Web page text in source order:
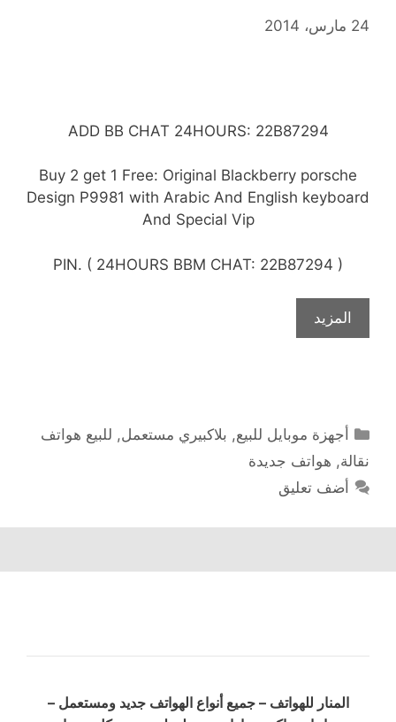
24 مارس، 2014
ADD BB CHAT 24HOURS: 22B87294
Buy 2 get 1 Free: Original Blackberry porsche
Design P9981 with Arabic And English keyboard
And Special Vip
PIN. ( 24HOURS BBM CHAT: 22B87294 )
المزيد
التصنيفات
أجهزة موبايل للبيع, بلاكبيري مستعمل, للبيع هواتف
نقالة, هواتف جديدة
أضف تعليق
المنار للهواتف – جميع أنواع الهواتف جديد ومستعمل –